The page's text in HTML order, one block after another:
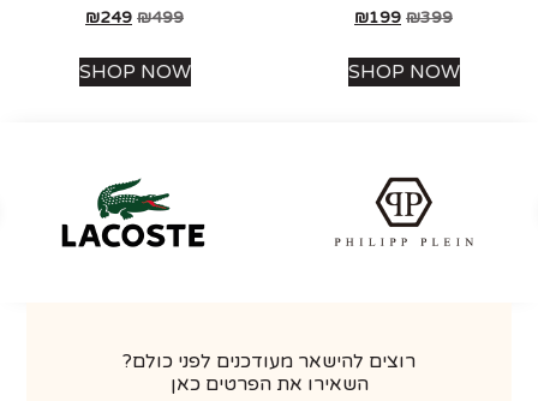
₪
₪199
SHOP NOW
₪
₪249
SHOP NOW
רוצים להישאר מעודכנים לפני כולם?
השאירו את הפרטים כאן